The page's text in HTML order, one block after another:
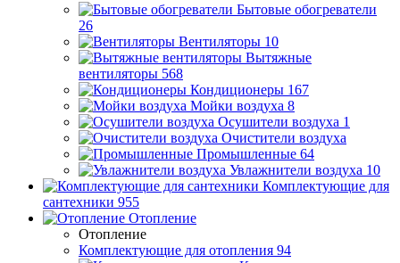
Бытовые обогреватели
26
Вентиляторы 10
Вытяжные
вентиляторы 568
Кондиционеры 167
Мойки воздуха 8
Осушители воздуха 1
Очистители воздуха
Промышленные 64
Увлажнители воздуха 10
Комплектующие для
сантехники 955
Отопление
Отопление
Комплектующие для отопления 94